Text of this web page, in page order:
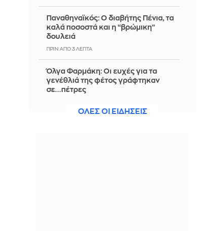
Παναθηναϊκός: Ο διαβήτης Πένια, τα
καλά ποσοστά και η “βρώμικη”
δουλειά
ΠΡΙΝ ΑΠΌ 3 ΛΕΠΤΆ
Όλγα Φαρμάκη: Οι ευχές για τα
γενέθλιά της φέτος γράφτηκαν
σε...πέτρες
ΟΛΕΣ ΟΙ ΕΙΔΗΣΕΙΣ